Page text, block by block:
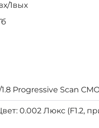
1вых
1.8 Progressive Scan
0.002 Люкс (F1.2,